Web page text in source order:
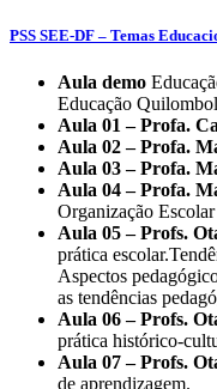
PSS SEE-DF – Temas
Aula demo
Educação
Aula 01 – Profa.
Aula 02 – Profa.
Aula 03 – Profa.
Aula 04 – Profa.
Organização Escolar
Aula 05 – Profs.
prática
Aspectos
as tendências
Aula 06 – Profs.
prática histórico-
Aula 07 – Profs.
de aprendizagem.